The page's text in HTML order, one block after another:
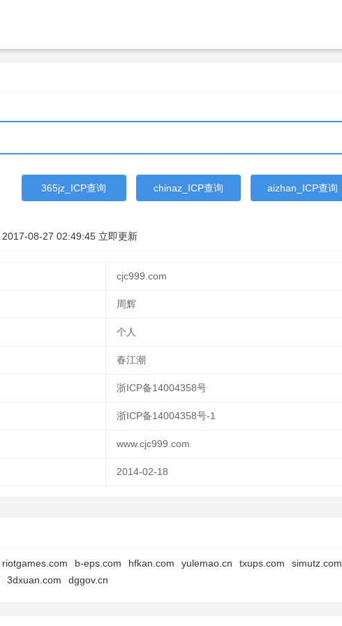
365jz_ICP查询 chinaz_ICP查询 aizhan_ICP查询
2017-08-27 02:49:45 立即更新
cjc999.com
周辉
个人
春江潮
浙ICP备14004358号
浙ICP备14004358号-1
www.cjc999.com
2014-02-18
riotgames.com b-eps.com hfkan.com yulemao.cn txups.com simutz.com
3dxuan.com dggov.cn